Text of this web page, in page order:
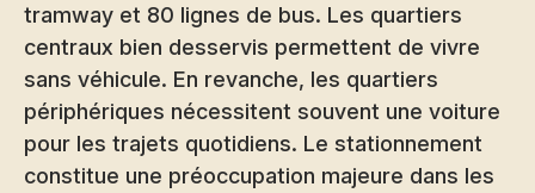
tramway et 80 lignes de bus. Les quartiers
centraux bien desservis permettent de vivre
sans véhicule. En revanche, les quartiers
périphériques nécessitent souvent une voiture
pour les trajets quotidiens. Le stationnement
constitue une préoccupation majeure dans les